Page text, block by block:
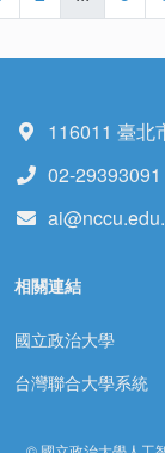
116011 臺北
02-
相關連結
國立政治大學
台灣聯合大學系統